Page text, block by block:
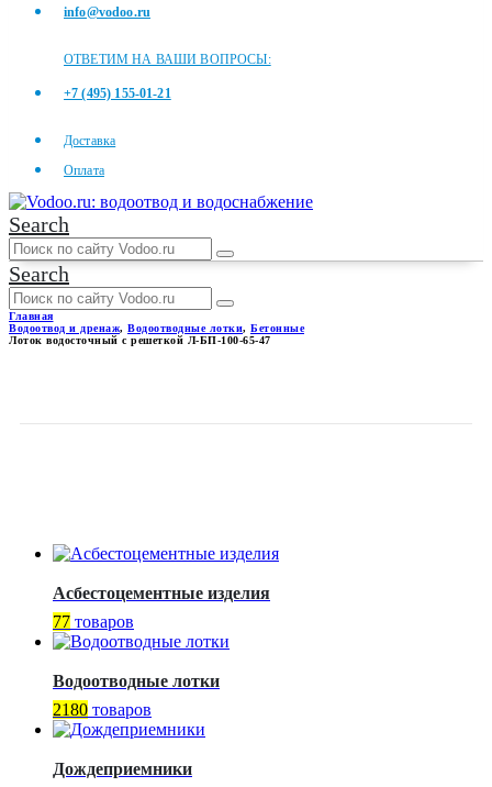
info@vodoo.ru
ОТВЕТИМ НА ВАШИ ВОПРОСЫ:
+7 (495) 155-01-21
Доставка
Оплата
Search
Search
Главная
Водоотвод и дренаж, Водоотводные лотки, Бетонные
Лоток водосточный с решеткой Л-БП-100-65-47
Асбестоцементные изделия
77 товаров
Водоотводные лотки
2180 товаров
Дождеприемники